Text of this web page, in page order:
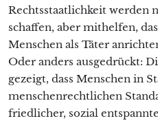
Rechtsstaatlichkeit werden
schaffen, aber mithelfen,
Menschen als Täter
Oder anders ausgedrückt:
gezeigt, dass Menschen in
menschenrechtlichen
friedlicher, sozial